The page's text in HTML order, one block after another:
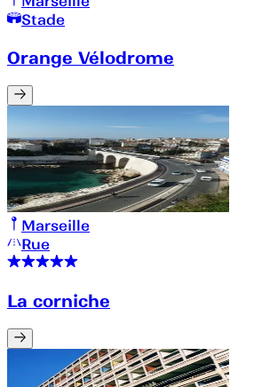
Stade
Orange Vélodrome
Marseille
Rue
La corniche